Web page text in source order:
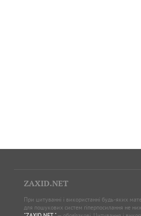
ZAXID.NET
При цитуванні і використанні будь-яких
для пошукових систем гіперпосилання не